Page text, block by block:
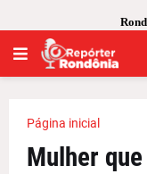
Página inicial
Mulher